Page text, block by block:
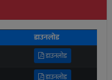
डाउनलोड
डाउनलोड
डाउनलोड